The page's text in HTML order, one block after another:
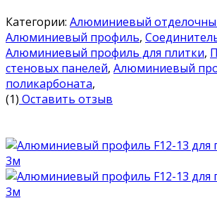
Категории: Алюминиевый
Алюминиевый профиль,
Алюминиевый профиль для плитки,
стеновых панелей, Алюминиевый
поликарбоната,
(1) Оставить отзыв